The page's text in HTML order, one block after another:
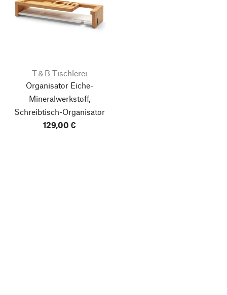
T＆B Tischlerei
Organisator Eiche-
Mineralwerkstoff,
Schreibtisch-Organisator
129,00 €